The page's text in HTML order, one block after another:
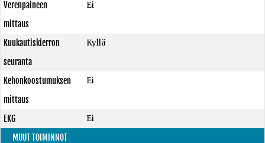
Verenpaineen
mittaus
Ei
Kuukautiskierron
seuranta
Kyllä
Kehonkoostumuksen
mittaus
Ei
EKG
Ei
MUUT TOIMINNOT